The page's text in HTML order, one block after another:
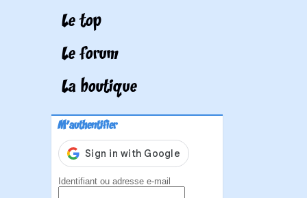
Le top
Le forum
La boutique
M'authentifier
Identifiant ou adresse e-mail